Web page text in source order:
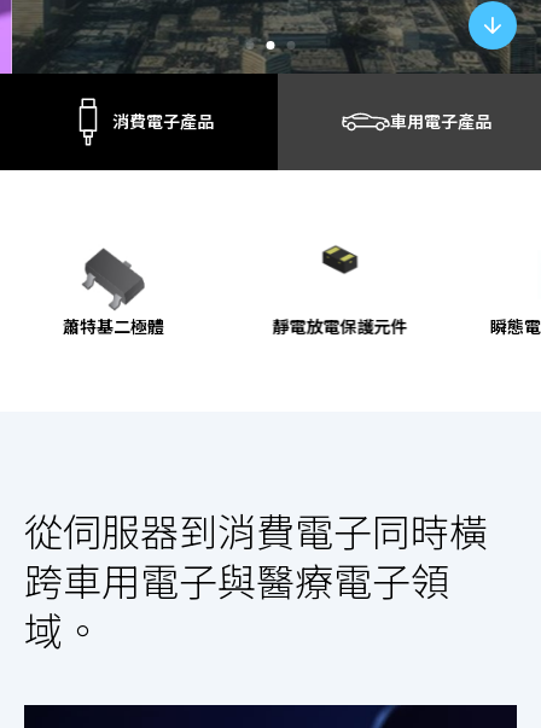
消費電子產品 車用電子產品
靜電放電保護元件 瞬態電壓抑制二極體
從伺服器到消費電子同時橫
跨車用電子與醫療電子領
域。